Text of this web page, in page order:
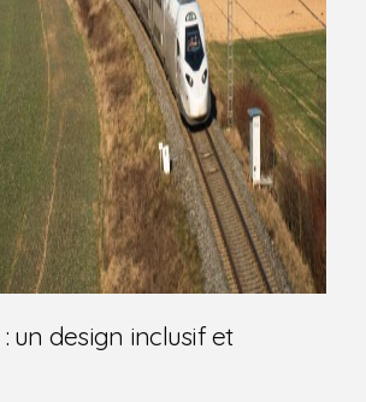
un design inclusif et